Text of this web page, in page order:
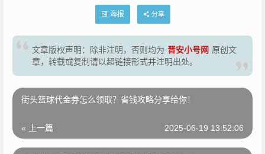
海报 分享
文章版权声明：除非注明，否则均为 晋安小号网 原创文
章，转载或复制请以超链接形式并注明出处。
街头篮球代金券怎么领取？省钱攻略分享给你！
« 上一篇 2025-06-19 13:52:06